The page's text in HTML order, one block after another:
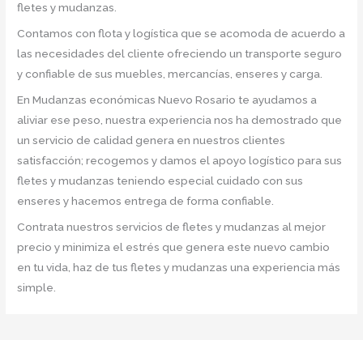
fletes y mudanzas.
Contamos con flota y logística que se acomoda de acuerdo a
las necesidades del cliente ofreciendo un transporte seguro
y confiable de sus muebles, mercancías, enseres y carga.
En Mudanzas económicas Nuevo Rosario te ayudamos a
aliviar ese peso, nuestra experiencia nos ha demostrado que
un servicio de calidad genera en nuestros clientes
satisfacción; recogemos y damos el apoyo logístico para sus
fletes y mudanzas teniendo especial cuidado con sus
enseres y hacemos entrega de forma confiable.
Contrata nuestros servicios de fletes y mudanzas al mejor
precio y minimiza el estrés que genera este nuevo cambio
en tu vida, haz de tus fletes y mudanzas una experiencia más
simple.